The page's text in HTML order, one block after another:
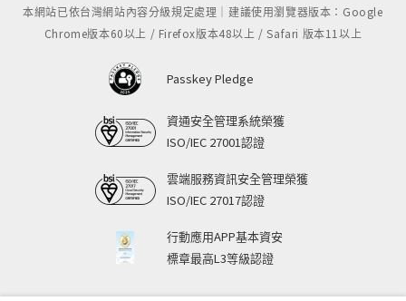
本網站已依台灣網站內容分級規定處理｜建議使用瀏覽器版本：Google
Chrome版本60以上 / Firefox版本48以上 / Safari 版本11以上
Passkey Pledge
資通安全管理系統榮獲
ISO/IEC 27001認證
雲端服務資訊安全管理榮獲
ISO/IEC 27017認證
行動應用APP基本資安
標章最高L3等級認證